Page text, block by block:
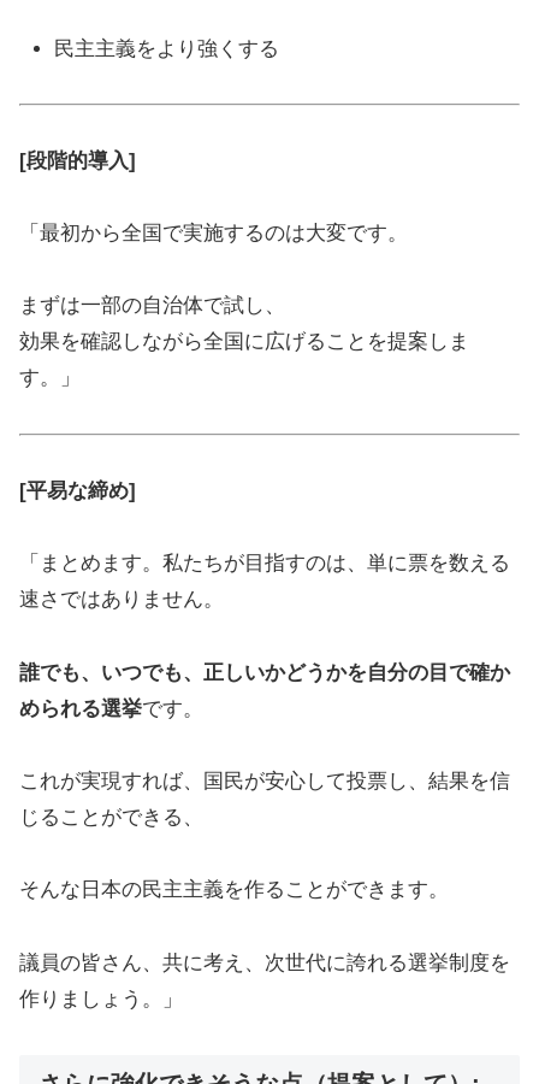
民主主義をより強くする
[段階的導入]
「最初から全国で実施するのは大変です。
まずは一部の自治体で試し、
効果を確認しながら全国に広げることを提案しま
す。」
[平易な締め]
「まとめます。私たちが目指すのは、単に票を数える
速さではありません。
誰でも、いつでも、正しいかどうかを自分の目で確か
められる選挙です。
これが実現すれば、国民が安心して投票し、結果を信
じることができる、
そんな日本の民主主義を作ることができます。
議員の皆さん、共に考え、次世代に誇れる選挙制度を
作りましょう。」